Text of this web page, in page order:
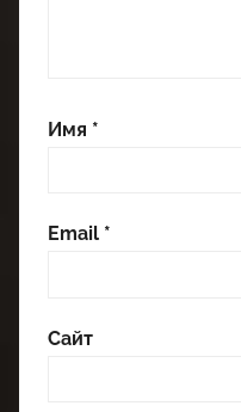
Имя *
Email *
Сайт